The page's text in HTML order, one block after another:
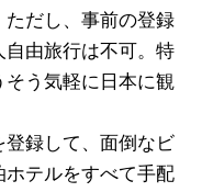
だし、事前の登録
由旅行は不可。特
う気軽に日本に観
録して、面倒なビ
テルをすべて手配